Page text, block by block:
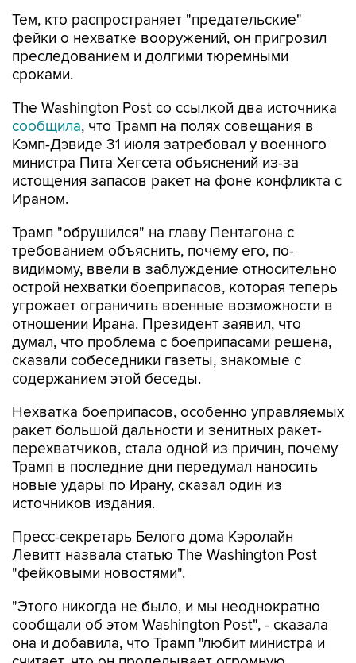
Тем, кто распространяет "предательские"
фейки о нехватке вооружений, он пригрозил
преследованием и долгими тюремными
сроками.
The Washington Post со ссылкой два источника
сообщила, что Трамп на полях совещания в
Кэмп-Дэвиде 31 июля затребовал у военного
министра Пита Хегсета объяснений из-за
истощения запасов ракет на фоне конфликта с
Ираном.
Трамп "обрушился" на главу Пентагона с
требованием объяснить, почему его, по-
видимому, ввели в заблуждение относительно
острой нехватки боеприпасов, которая теперь
угрожает ограничить военные возможности в
отношении Ирана. Президент заявил, что
думал, что проблема с боеприпасами решена,
сказали собеседники газеты, знакомые с
содержанием этой беседы.
Нехватка боеприпасов, особенно управляемых
ракет большой дальности и зенитных ракет-
перехватчиков, стала одной из причин, почему
Трамп в последние дни передумал наносить
новые удары по Ирану, сказал один из
источников издания.
Пресс-секретарь Белого дома Кэролайн
Левитт назвала статью The Washington Post
"фейковыми новостями".
"Этого никогда не было, и мы неоднократно
сообщали об этом Washington Post", - сказала
она и добавила, что Трамп "любит министра и